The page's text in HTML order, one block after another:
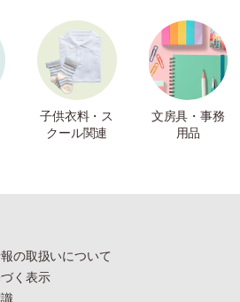
子供衣料・ス
クール関連
文房具・事務
用品
の取扱いについて
く表示